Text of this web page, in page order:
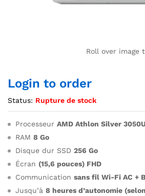
Roll over image
Login to order
Status: Rupture de stock
Processeur AMD Athlon Silver 3050U
RAM 8 Go
Disque dur SSD 256 Go
Écran (15,6 pouces) FHD
Communication sans fil Wi-Fi AC +
Jusqu’à 8 heures d’autonomie